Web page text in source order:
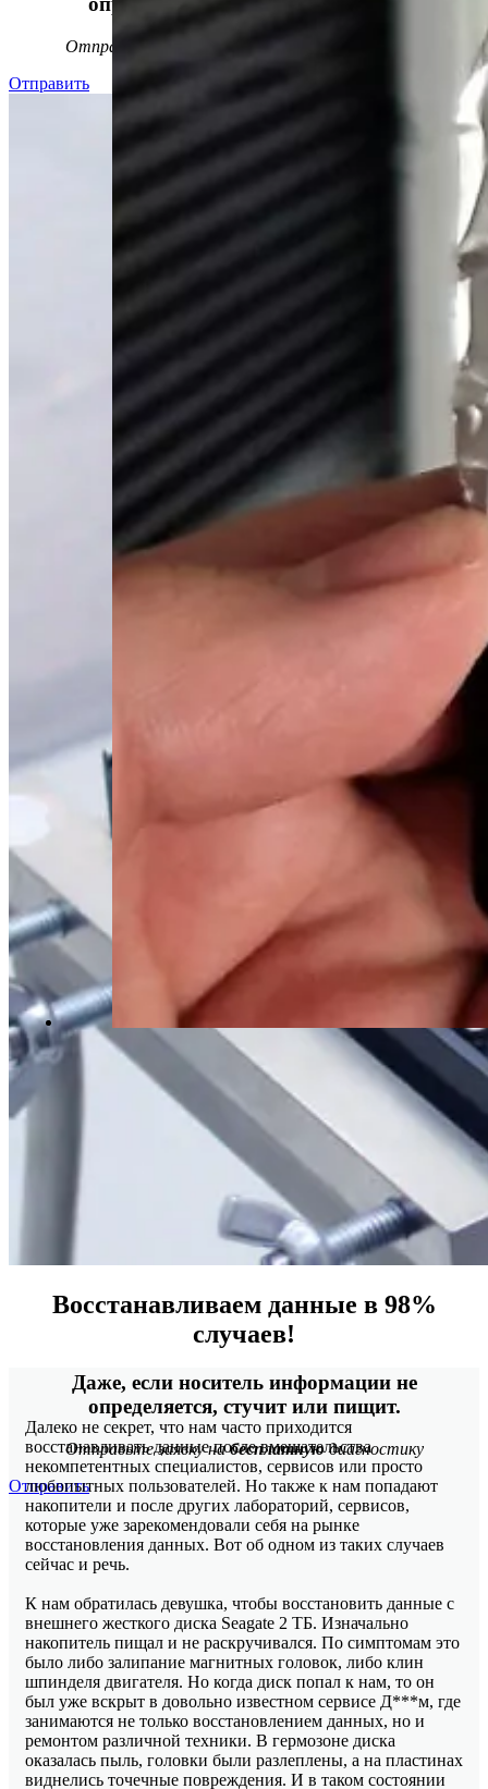
Отправьте заявку на бесплатную
Отправить
Восстанавливаем данные в 98%
случаев!
Даже, если носитель информации не
определяется, стучит или пищит.
Отправьте заявку набесплатнуюдиагностику
Отправить
Далеко не секрет, что нам часто приходится
восстанавливать данные после вмешательства
некомпетентных специалистов, сервисов или просто
любопытных пользователей. Но также к нам попадают
накопители и после других лабораторий, сервисов,
которые уже зарекомендовали себя на рынке
восстановления данных. Вот об одном из таких случаев
сейчас и речь.
К нам обратилась девушка, чтобы восстановить данные с
внешнего жесткого диска Seagate 2 ТБ. Изначально
накопитель пищал и не раскручивался. По симптомам это
было либо залипание магнитных головок, либо клин
шпинделя двигателя. Но когда диск попал к нам, то он
был уже вскрыт в довольно известном сервисе Д***м, где
занимаются не только восстановлением данных, но и
ремонтом различной техники. В гермозоне диска
оказалась пыль, головки были разлеплены, а на пластинах
виднелись точечные повреждения. И в таком состоянии